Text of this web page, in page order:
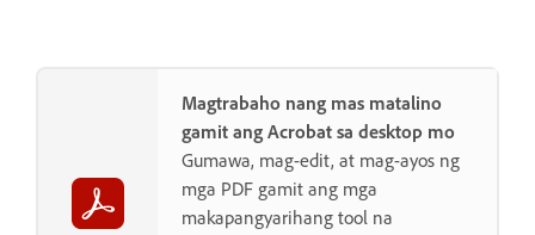
Magtrabaho nang mas matalino
gamit ang Acrobat sa desktop mo
Gumawa, mag-edit, at mag-ayos ng
mga PDF gamit ang mga
makapangyarihang tool na